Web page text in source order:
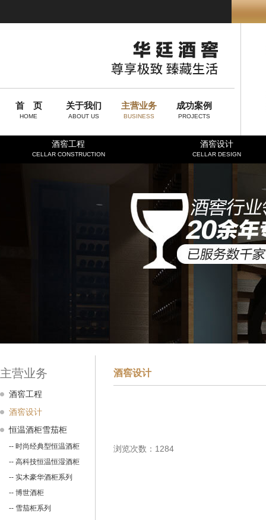
首 页
HOME
关于我们
ABOUT US
主营业务
BUSINESS
成功案例
PROJECTS
酒窖工程
CELLAR CONSTRUCTION
酒窖设计
CELLAR DESIGN
主营业务
酒窖工程
酒窖设计
恒温酒柜雪茄柜
-- 时尚经典型恒温酒柜
-- 高科技恒温恒湿酒柜
-- 实木豪华酒柜系列
-- 博世酒柜
-- 雪茄柜系列
酒窖设计
浏览次数：1284